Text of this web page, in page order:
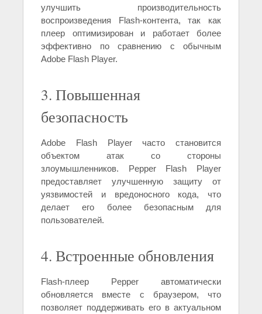
улучшить производительность
воспроизведения Flash-контента, так как
плеер оптимизирован и работает более
эффективно по сравнению с обычным
Adobe Flash Player.
3. Повышенная
безопасность
Adobe Flash Player часто становится
объектом атак со стороны
злоумышленников. Pepper Flash Player
предоставляет улучшенную защиту от
уязвимостей и вредоносного кода, что
делает его более безопасным для
пользователей.
4. Встроенные обновления
Flash-плеер Pepper автоматически
обновляется вместе с браузером, что
позволяет поддерживать его в актуальном